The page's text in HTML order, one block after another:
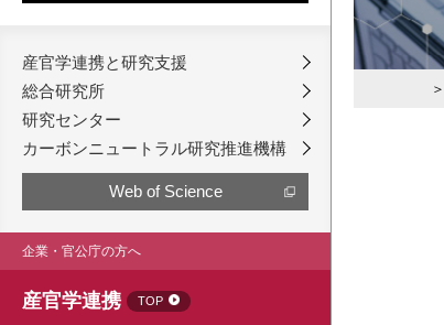
産官学連携と研究支援
総合研究所
研究センター
カーボンニュートラル研究推進機構
Web of Science
企業・官公庁の方へ
産官学連携 TOP